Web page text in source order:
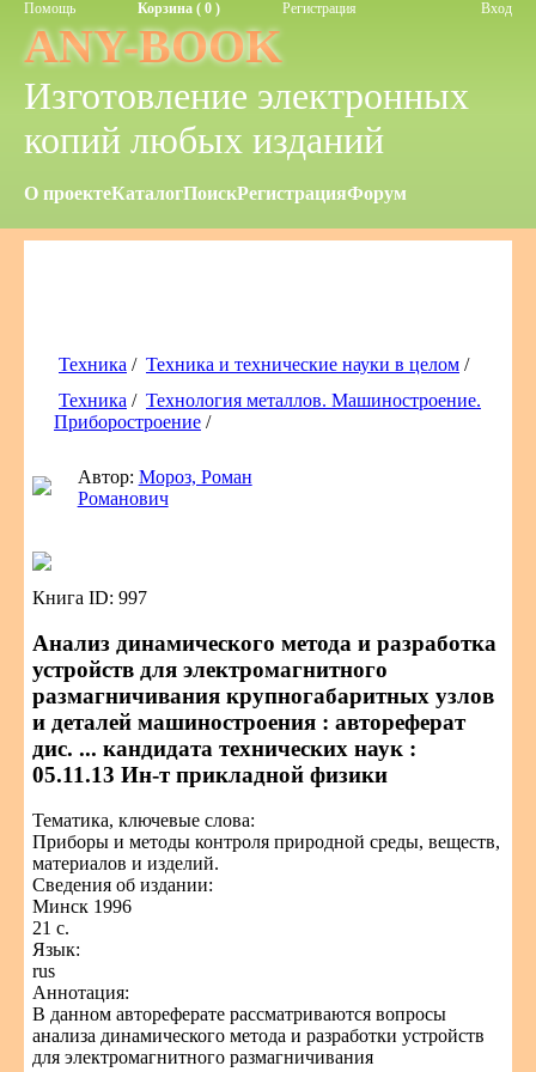
Помощь Корзина ( 0 ) Регистрация Вход
ANY-BOOK
Изготовление электронных
копий любых изданий
О проектеКаталогПоискРегистрацияФорум
Техника / Техника и технические науки в целом /
Техника / Технология металлов. Машиностроение.
Приборостроение /
Автор: Мороз, Роман
Романович
Книга ID: 997
Анализ динамического метода и разработка
устройств для электромагнитного
размагничивания крупногабаритных узлов
и деталей машиностроения : автореферат
дис. ... кандидата технических наук :
05.11.13 Ин-т прикладной физики
Тематика, ключевые слова:
Приборы и методы контроля природной среды, веществ,
материалов и изделий.
Сведения об издании:
Минск 1996
21 с.
Язык:
rus
Аннотация:
В данном автореферате рассматриваются вопросы
анализа динамического метода и разработки устройств
для электромагнитного размагничивания